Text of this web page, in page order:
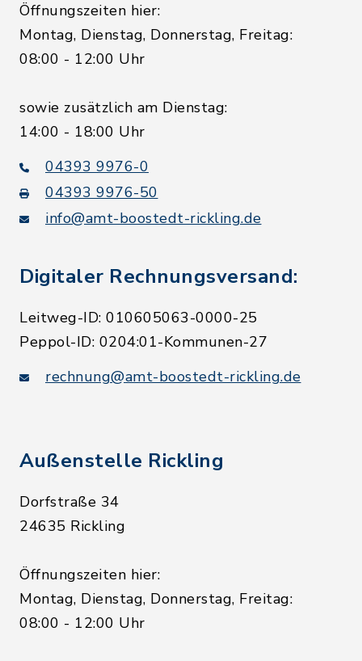
Öffnungszeiten hier:
Montag, Dienstag, Donnerstag, Freitag:
08:00 - 12:00 Uhr
sowie zusätzlich am Dienstag:
14:00 - 18:00 Uhr
04393 9976-0
04393 9976-50
info@amt-boostedt-rickling.de
Digitaler Rechnungsversand:
Leitweg-ID: 010605063-0000-25
Peppol-ID: 0204:01-Kommunen-27
rechnung@amt-boostedt-rickling.de
Außenstelle Rickling
Dorfstraße 34
24635 Rickling
Öffnungszeiten hier:
Montag, Dienstag, Donnerstag, Freitag:
08:00 - 12:00 Uhr